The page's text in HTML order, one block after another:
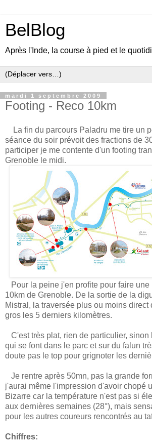
BelBlog
Après l'Inde, la course à pied et le
mardi 1 septembre 2009
Footing - Reco 10km
La fin du parcours Paladru me tire un
séance du soir prévoit des fractions de
participer je me contente d'un footing
Grenoble le midi.
Pour la peine j'en profite pour faire une
10km de Grenoble. De la sortie de la
Mistral, la traversée plus ou moins direct
gros les 5 derniers kilomètres.
C'est très plat, rien de particulier, sinon
qui se font dans le parc et sur du falun
doute pas le top pour grignoter les
Je rentre après 50mn, pas la grande
j'aurai même l'impression d'avoir chopé
Bizarre car la température n'est pas si
aux dernières semaines (28°), mais
pour les autres coureurs rencontrés au
Chiffres: